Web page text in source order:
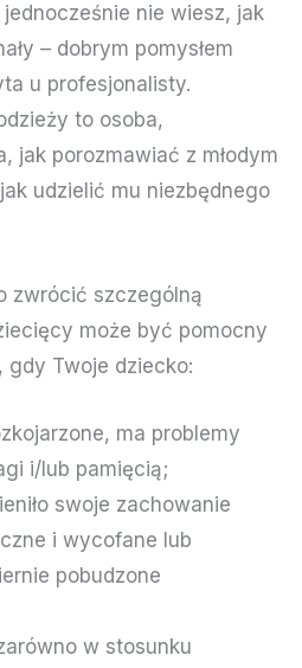
nie wiesz, jak
– dobrym pomysłem
u profesjonalisty.
to osoba,
jak porozmawiać z młodym
udzielić mu niezbędnego
zwrócić szczególną
może być pomocny
gdy Twoje dziecko:
ma problemy
i/lub pamięcią;
swoje zachowanie
i wycofane lub
pobudzone
w stosunku